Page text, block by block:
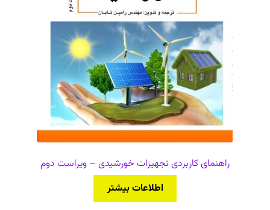
راهنمای کاربردی تجهیزات خورشیدی – ویراست دوم
اطلاعات بیشتر